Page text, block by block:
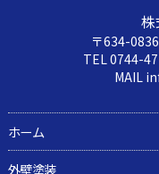
〒634-
TEL 0744-
MAIL
ホーム
外壁塗装